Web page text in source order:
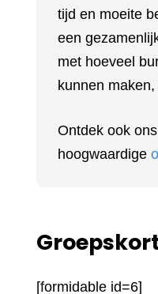
tijd en moeite
een
met hoeveel
kunnen
Ontdek ook ons
hoogwaardige
[formidable id=6]